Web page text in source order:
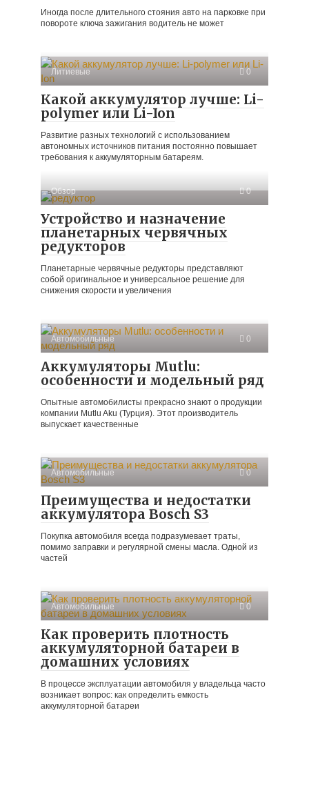
Иногда после длительного стояния авто на парковке при
повороте ключа зажигания водитель не может
Литиевые 0
Какой аккумулятор лучше: Li-
polymer или Li-Ion
Развитие разных технологий с использованием
автономных источников питания постоянно повышает
требования к аккумуляторным батареям.
Обзор 0
Устройство и назначение
планетарных червячных
редукторов
Планетарные червячные редукторы представляют
собой оригинальное и универсальное решение для
снижения скорости и увеличения
Автомобильные 0
Аккумуляторы Mutlu:
особенности и модельный ряд
Опытные автомобилисты прекрасно знают о продукции
компании Mutlu Aku (Турция). Этот производитель
выпускает качественные
Автомобильные 0
Преимущества и недостатки
аккумулятора Bosch S3
Покупка автомобиля всегда подразумевает траты,
помимо заправки и регулярной смены масла. Одной из
частей
Автомобильные 0
Как проверить плотность
аккумуляторной батареи в
домашних условиях
В процессе эксплуатации автомобиля у владельца часто
возникает вопрос: как определить емкость
аккумуляторной батареи